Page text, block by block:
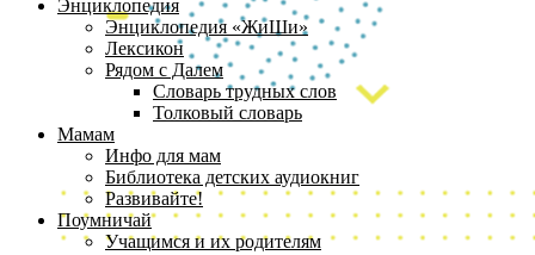
Энциклопедия
Энциклопедия «ЖиШи»
Лексикон
Рядом с Далем
Словарь трудных слов
Толковый словарь
Мамам
Инфо для мам
Библиотека детских аудиокниг
Развивайте!
Поумничай
Учащимся и их родителям